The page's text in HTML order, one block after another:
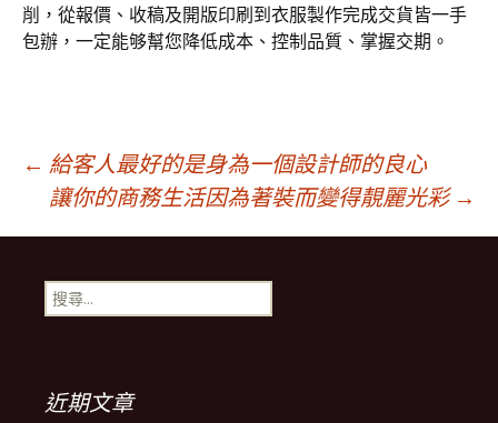
削，從報價、收稿及開版印刷到衣服製作完成交貨皆一手
包辦，一定能够幫您降低成本、控制品質、掌握交期。
文
章
導
覽
← 給客人最好的是身為一個設計師的良心
讓你的商務生活因為著裝而變得靚麗光彩 →
搜
尋
近期文章